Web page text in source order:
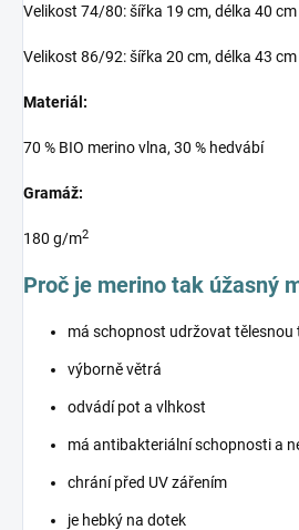
Velikost 74/80: šířka 19 cm, délka 40 cm
Velikost 86/92: šířka 20 cm, délka 43 cm
Materiál:
70 % BIO merino vlna, 30 % hedvábí
Gramáž:
180 g/m2
Proč je merino tak úžasný
má schopnost udržovat tělesnou
výborně větrá
odvádí pot a vlhkost
má antibakteriální schopnosti a
chrání před UV zářením
je hebký na dotek